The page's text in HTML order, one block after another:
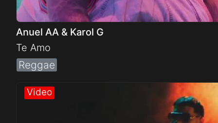
Anuel AA & Karol G
Te Amo
Reggae